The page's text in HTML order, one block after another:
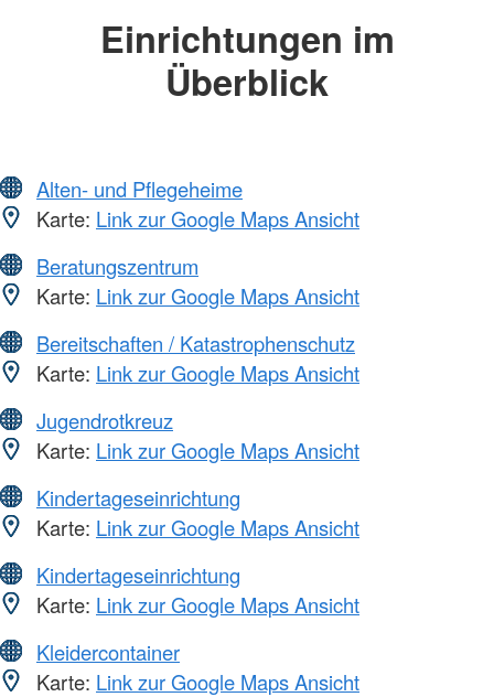
Einrichtungen im
Überblick
Alten- und Pflegeheime
Karte: Link zur Google Maps Ansicht
Beratungszentrum
Karte: Link zur Google Maps Ansicht
Bereitschaften / Katastrophenschutz
Karte: Link zur Google Maps Ansicht
Jugendrotkreuz
Karte: Link zur Google Maps Ansicht
Kindertageseinrichtung
Karte: Link zur Google Maps Ansicht
Kindertageseinrichtung
Karte: Link zur Google Maps Ansicht
Kleidercontainer
Karte: Link zur Google Maps Ansicht